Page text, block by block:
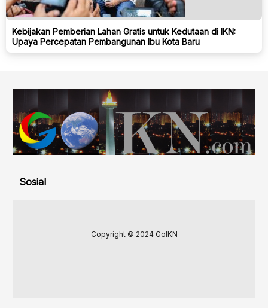
Kebijakan Pemberian Lahan Gratis untuk Kedutaan di IKN:
Upaya Percepatan Pembangunan Ibu Kota Baru
Sosial
Copyright © 2024 GoIKN